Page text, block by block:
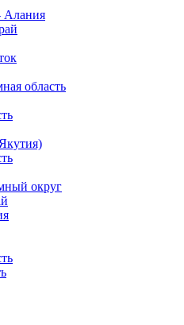
Алания
область
округ